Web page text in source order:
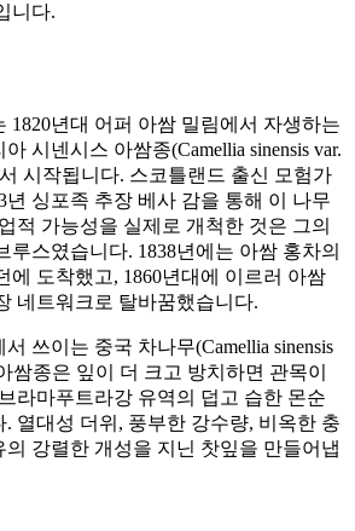
니다.
1820년대 어퍼 아쌈 밀림에서 자생하는
시넨시스 아쌈종(Camellia sinensis var.
시작됩니다. 스코틀랜드 출신 모험가
년 싱포족 추장 베사 감을 통해 이 나무
적 가능성을 실제로 개척한 것은 그의
루스였습니다. 1838년에는 아쌈 홍차의
에 도착했고, 1860년대에 이르러 아쌈
네트워크로 탈바꿈했습니다.
쓰이는 중국 차나무(Camellia sinensis
쌈종은 잎이 더 크고 방치하면 관목이
라마푸트라강 유역의 덥고 습한 몬순
열대성 더위, 풍부한 강수량, 비옥한 충
강렬한 개성을 지닌 찻잎을 만들어냅